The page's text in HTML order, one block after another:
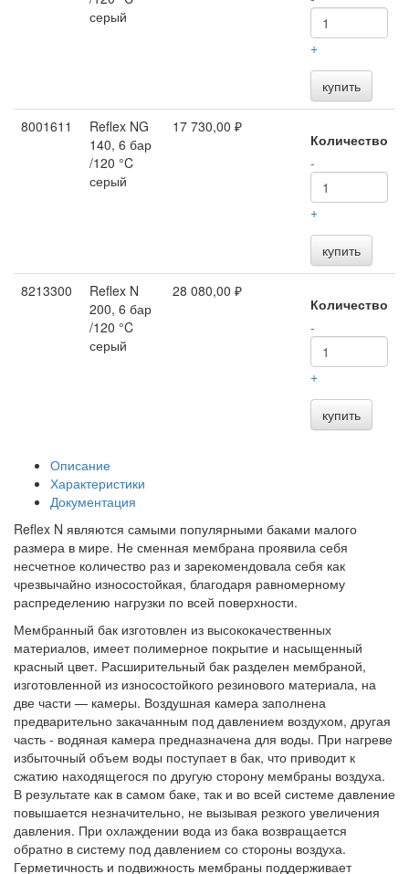
серый
+
купить
8001611
Reflex NG
140, 6 бар
/120 °C
серый
17 730,00 ₽
Количество
-
+
купить
8213300
Reflex N
200, 6 бар
/120 °C
серый
28 080,00 ₽
Количество
-
+
купить
Описание
Характеристики
Документация
Reflex N являются самыми популярными баками малого
размера в мире. Не сменная мембрана проявила себя
несчетное количество раз и зарекомендовала себя как
чрезвычайно износостойкая, благодаря равномерному
распределению нагрузки по всей поверхности.
Мембранный бак изготовлен из высококачественных
материалов, имеет полимерное покрытие и насыщенный
красный цвет. Расширительный бак разделен мембраной,
изготовленной из износостойкого резинового материала, на
две части — камеры. Воздушная камера заполнена
предварительно закачанным под давлением воздухом, другая
часть - водяная камера предназначена для воды. При нагреве
избыточный объем воды поступает в бак, что приводит к
сжатию находящегося по другую сторону мембраны воздуха.
В результате как в самом баке, так и во всей системе давление
повышается незначительно, не вызывая резкого увеличения
давления. При охлаждении вода из бака возвращается
обратно в систему под давлением со стороны воздуха.
Герметичность и подвижность мембраны поддерживает